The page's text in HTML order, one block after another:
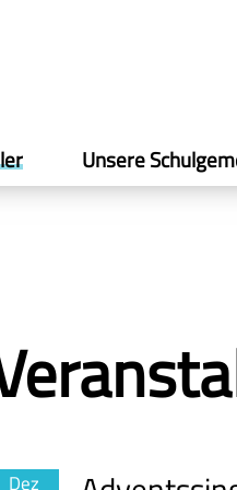
Unsere
Dez